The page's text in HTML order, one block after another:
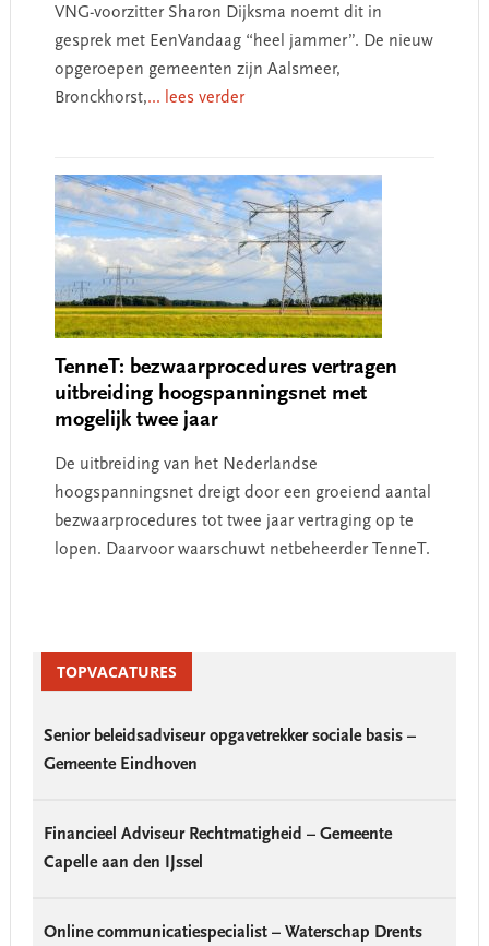
VNG-voorzitter Sharon Dijksma noemt dit in
gesprek met EenVandaag “heel jammer”. De nieuw
opgeroepen gemeenten zijn Aalsmeer,
Bronckhorst,... lees verder
TenneT: bezwaarprocedures vertragen
uitbreiding hoogspanningsnet met
mogelijk twee jaar
De uitbreiding van het Nederlandse
hoogspanningsnet dreigt door een groeiend aantal
bezwaarprocedures tot twee jaar vertraging op te
lopen. Daarvoor waarschuwt netbeheerder TenneT.
SidebarTOPVACATURES
Senior beleidsadviseur opgavetrekker sociale basis –
Gemeente Eindhoven
Financieel Adviseur Rechtmatigheid – Gemeente
Capelle aan den IJssel
Online communicatiespecialist – Waterschap Drents